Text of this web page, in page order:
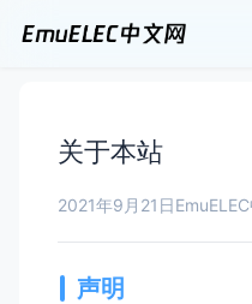
关于本站
2021年9月21日
声明